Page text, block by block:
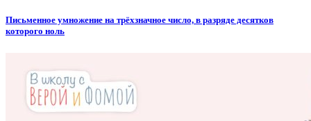
Письменное умножение на трёхзначное число, в разряде десятков
которого ноль